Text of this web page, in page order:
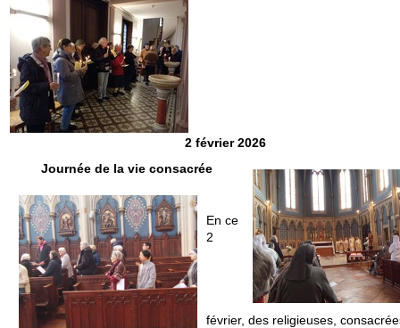
2 février 2026
Journée de la vie consacrée
En ce
2
février, des religieuses,